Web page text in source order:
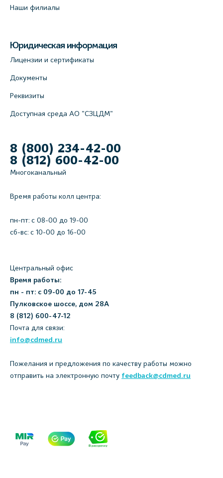
Наши филиалы
Юридическая информация
Лицензии и сертификаты
Документы
Реквизиты
Доступная среда АО "СЗЦДМ"
8 (800) 234-42-00
8 (812) 600-42-00
Многоканальный
Время работы колл центра:
пн-пт: c 08-00 до 19-00
сб-вс: с 10-00 до 16-00
Центральный офис
Время работы:
пн - пт: с 09-00 до 17-45
Пулковское шоссе, дом 28А
8 (812) 600-47-12
Почта для связи:
info@cdmed.ru
Пожелания и предложения по качеству работы можно
отправить на электронную почту feedback@cdmed.ru